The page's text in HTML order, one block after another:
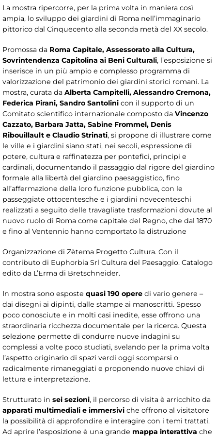
La mostra ripercorre, per la prima volta in maniera così
ampia, lo sviluppo dei giardini di Roma nell’immaginario
pittorico dal Cinquecento alla seconda metà del XX secolo.
Promossa da Roma Capitale, Assessorato alla Cultura,
Sovrintendenza Capitolina ai Beni Culturali, l’esposizione si
inserisce in un più ampio e complesso programma di
valorizzazione del patrimonio dei giardini storici romani. La
mostra, curata da Alberta Campitelli, Alessandro Cremona,
Federica Pirani, Sandro Santolini con il supporto di un
Comitato scientifico internazionale composto da Vincenzo
Cazzato, Barbara Jatta, Sabine Frommel, Denis
Ribouillault e Claudio Strinati, si propone di illustrare come
le ville e i giardini siano stati, nei secoli, espressione di
potere, cultura e raffinatezza per pontefici, principi e
cardinali, documentando il passaggio dal rigore del giardino
formale alla libertà del giardino paesaggistico, fino
all’affermazione della loro funzione pubblica, con le
passeggiate ottocentesche e i giardini novecenteschi
realizzati a seguito delle travagliate trasformazioni dovute al
nuovo ruolo di Roma come capitale del Regno, che dal 1870
e fino al Ventennio hanno comportato la distruzione
Organizzazione di Zètema Progetto Cultura. Con il
contributo di Euphorbia Srl Cultura del Paesaggio. Catalogo
edito da L’Erma di Bretschneider.
In mostra sono esposte quasi 190 opere di vario genere –
dai disegni ai dipinti, dalle stampe ai manoscritti. Spesso
poco conosciute e in molti casi inedite, esse offrono una
straordinaria ricchezza documentale per la ricerca. Questa
selezione permette di condurre nuove indagini su
complessi a volte poco studiati, svelando per la prima volta
l’aspetto originario di spazi verdi oggi scomparsi o
radicalmente rimaneggiati e proponendo nuove chiavi di
lettura e interpretazione.
Strutturato in sei sezioni, il percorso di visita è arricchito da
apparati multimediali e immersivi che offrono al visitatore
la possibilità di approfondire e interagire con i temi trattati.
Ad aprire l’esposizione è una grande mappa interattiva che